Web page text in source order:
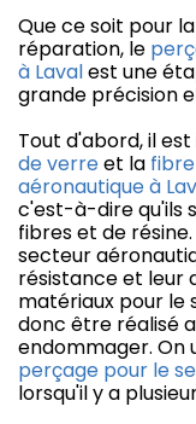
Que ce soit pour
réparation, le
à Lavalest une
grande précision
Tout d'abord, il
de verreet la
aéronautique à
c'est-à-dire qu'ils
fibres et de
secteur
résistance et leur
matériaux pour le
donc être réalisé
endommager. On
perçage pour le
lorsqu'il y a